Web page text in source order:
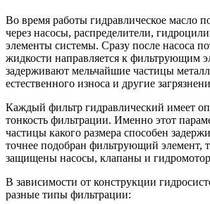
Во время работы гидравлическое масло
через насосы, распределители,
элементы системы. Сразу после насоса
жидкости направляется к фильтрующим
задерживают мельчайшие частицы
естественного износа и другие
Каждый фильтр гидравлический имеет
тонкость фильтрации. Именно этот
частицы какого размера способен
точнее подобран фильтрующий элемент,
защищены насосы, клапаны и
В зависимости от конструкции
разные типы фильтрации: